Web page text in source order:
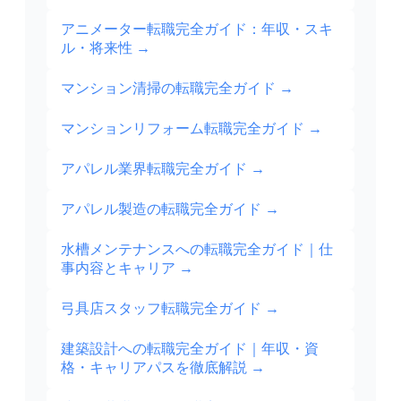
アニメーター転職完全ガイド：年収・スキ
ル・将来性 →
マンション清掃の転職完全ガイド →
マンションリフォーム転職完全ガイド →
アパレル業界転職完全ガイド →
アパレル製造の転職完全ガイド →
水槽メンテナンスへの転職完全ガイド｜仕
事内容とキャリア →
弓具店スタッフ転職完全ガイド →
建築設計への転職完全ガイド｜年収・資
格・キャリアパスを徹底解説 →